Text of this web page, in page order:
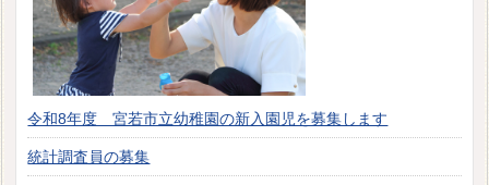
令和8年度 宮若市立幼稚園の新入園児を募集します
統計調査員の募集